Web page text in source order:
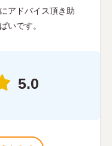
アドバイス頂き助
いです。
5.0